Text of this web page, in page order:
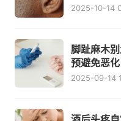
2025-10-14
脚趾麻木
预避免恶化
2025-09-14